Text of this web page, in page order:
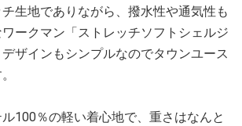
生地でありながら、撥水性や通気性も
ークマン「ストレッチソフトシェルジ
ザインもシンプルなのでタウンユース
100％の軽い着心地で、重さはなんと